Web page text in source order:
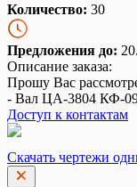
Количество: 30
Предложения до:
Описание заказа:
Прошу Вас
- Вал ЦА-3804 КФ-
Доступ к контактам
Скачать чертежи